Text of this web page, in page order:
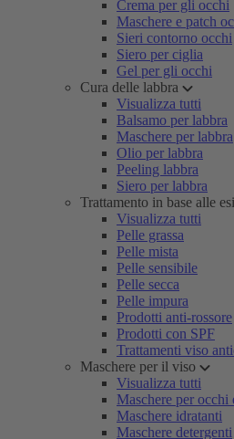
Crema per gli occhi
Maschere e patch
Sieri contorno occhi
Siero per ciglia
Gel per gli occhi
Cura delle labbra
Visualizza tutti
Balsamo per labbra
Maschere per labbra
Olio per labbra
Peeling labbra
Siero per labbra
Trattamento in base alle
Visualizza tutti
Pelle grassa
Pelle mista
Pelle sensibile
Pelle secca
Pelle impura
Prodotti anti-rossore
Prodotti con SPF
Trattamenti viso
Maschere per il viso
Visualizza tutti
Maschere per occhi
Maschere idratanti
Maschere detergenti